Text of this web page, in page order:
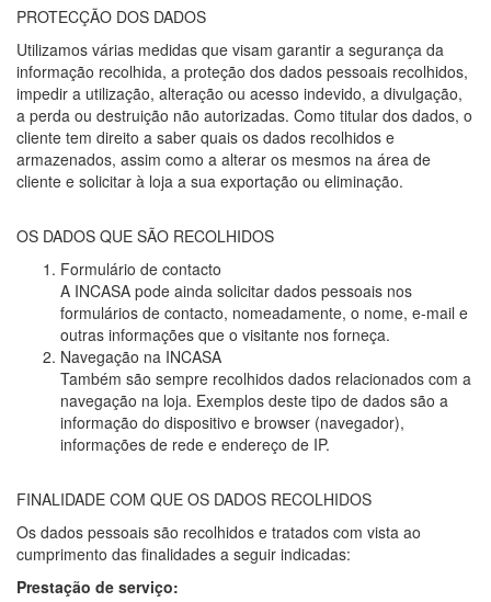
PROTECÇÃO DOS DADOS
Utilizamos várias medidas que visam garantir a segurança da
informação recolhida, a proteção dos dados pessoais recolhidos,
impedir a utilização, alteração ou acesso indevido, a divulgação,
a perda ou destruição não autorizadas. Como titular dos dados, o
cliente tem direito a saber quais os dados recolhidos e
armazenados, assim como a alterar os mesmos na área de
cliente e solicitar à loja a sua exportação ou eliminação.
OS DADOS QUE SÃO RECOLHIDOS
Formulário de contacto
A INCASA pode ainda solicitar dados pessoais nos
formulários de contacto, nomeadamente, o nome, e-mail e
outras informações que o visitante nos forneça.
Navegação na INCASA
Também são sempre recolhidos dados relacionados com a
navegação na loja. Exemplos deste tipo de dados são a
informação do dispositivo e browser (navegador),
informações de rede e endereço de IP.
FINALIDADE COM QUE OS DADOS RECOLHIDOS
Os dados pessoais são recolhidos e tratados com vista ao
cumprimento das finalidades a seguir indicadas:
Prestação de serviço: